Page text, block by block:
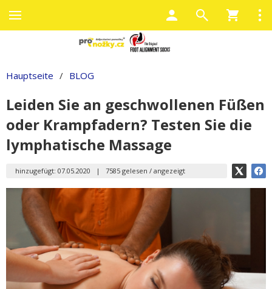
Hauptseite / BLOG
Leiden Sie an geschwollenen Füßen
oder Krampfadern? Testen Sie die
lymphatische Massage
hinzugefügt: 07.05.2020 | 7585 gelesen / angezeigt